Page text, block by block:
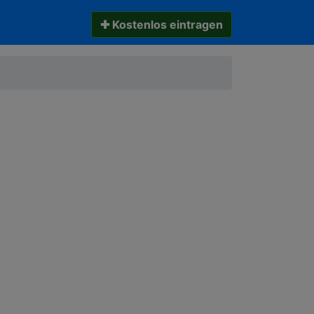
✚ Kostenlos eintragen